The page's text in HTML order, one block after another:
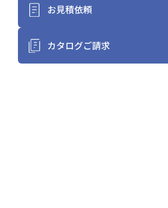
お見積依頼
カタログご請求